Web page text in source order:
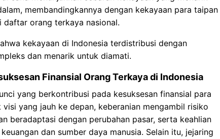
membandingkannya dengan kekayaan para taipan
daftar orang terkaya nasional.
kekayaan di Indonesia terdistribusi dengan
dan menarik untuk diamati.
Finansial Orang Terkaya di Indonesia
yang berkontribusi pada kesuksesan finansial para
yang jauh ke depan, keberanian mengambil risiko
beradaptasi dengan perubahan pasar, serta keahlian
dan sumber daya manusia. Selain itu, jejaring